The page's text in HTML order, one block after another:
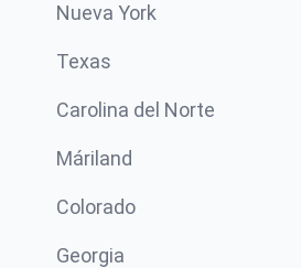
Nueva York
Texas
Carolina del Norte
Máriland
Colorado
Georgia